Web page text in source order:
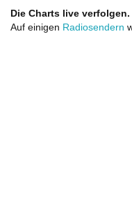
Die Charts live verfolgen.
Auf einigen Radiosendern